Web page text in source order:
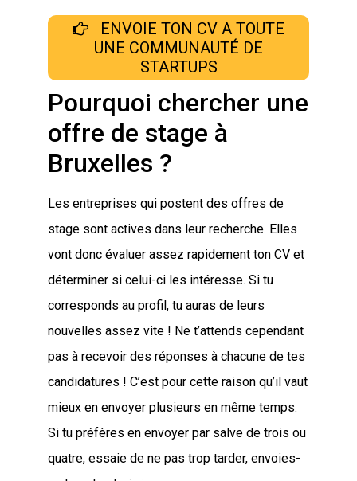
ENVOIE TON CV A TOUTE
UNE COMMUNAUTÉ DE
STARTUPS
Pourquoi chercher une
offre de stage à
Bruxelles ?
Les entreprises qui postent des offres de
stage sont actives dans leur recherche. Elles
vont donc évaluer assez rapidement ton CV et
déterminer si celui-ci les intéresse. Si tu
corresponds au profil, tu auras de leurs
nouvelles assez vite ! Ne t’attends cependant
pas à recevoir des réponses à chacune de tes
candidatures ! C’est pour cette raison qu’il vaut
mieux en envoyer plusieurs en même temps.
Si tu préfères en envoyer par salve de trois ou
quatre, essaie de ne pas trop tarder, envoies-